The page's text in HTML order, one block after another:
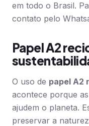
em todo o Brasil.
contato pelo
Papel A2
O uso de papel A2
acontece porque
ajudem o planeta.
preservar a